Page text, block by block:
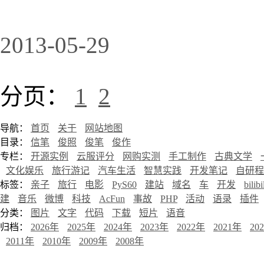
2013-05-29
分页： 1 2
导航： 首页 关于
网站地图
目录： 信笔 俊照 俊笔
俊作
专栏： 开源实例 云服评分 网购实测 手工制作 古典文学
文化娱乐
旅行游记 汽车生活 智慧实践 开发笔记
自研
标签： 亲子 旅行 电影 PyS60 建站 域名 车 开发
建
音乐 微博 科技 AcFun 事故 PHP 活动 语录
插件
分类：
图片 文字 代码 下载 短片
语音
归档： 2026年 2025年 2024年 2023年 2022年 2021年
2011年
2010年 2009年 2008年